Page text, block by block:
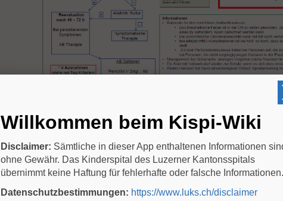
Willkommen beim Kispi-Wiki
Disclaimer: Sämtliche in dieser App enthaltenen Informationen
ohne Gewähr. Das Kinderspital des Luzerner Kantonsspitals
übernimmt keine Haftung für fehlerhafte oder falsche Informationen.
Datenschutzbestimmungen: https://www.luks.ch/disclaimer